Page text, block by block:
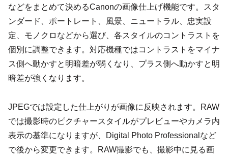
などをまとめて決めるCanonの画像仕上げ機能です。スタ
ンダード、ポートレート、風景、ニュートラル、忠実設
定、モノクロなどから選び、各スタイルのコントラストを
個別に調整できます。対応機種ではコントラストをマイナ
ス側へ動かすと明暗差が弱くなり、プラス側へ動かすと明
暗差が強くなります。
JPEGでは設定した仕上がりが画像に反映されます。RAW
では撮影時のピクチャースタイルがプレビューやカメラ内
表示の基準になりますが、Digital Photo Professionalなど
で後から変更できます。RAW撮影でも、撮影中に見る画